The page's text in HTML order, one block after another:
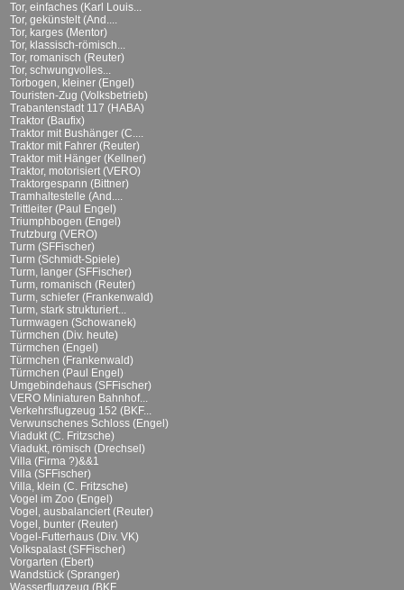
Tor, einfaches (Karl Louis...
Tor, gekünstelt (And....
Tor, karges (Mentor)
Tor, klassisch-römisch...
Tor, romanisch (Reuter)
Tor, schwungvolles...
Torbogen, kleiner (Engel)
Touristen-Zug (Volksbetrieb)
Trabantenstadt 117 (HABA)
Traktor (Baufix)
Traktor mit Bushänger (C....
Traktor mit Fahrer (Reuter)
Traktor mit Hänger (Kellner)
Traktor, motorisiert (VERO)
Traktorgespann (Bittner)
Tramhaltestelle (And....
Trittleiter (Paul Engel)
Triumphbogen (Engel)
Trutzburg (VERO)
Turm (SFFischer)
Turm (Schmidt-Spiele)
Turm, langer (SFFischer)
Turm, romanisch (Reuter)
Turm, schiefer (Frankenwald)
Turm, stark strukturiert...
Turmwagen (Schowanek)
Türmchen (Div. heute)
Türmchen (Engel)
Türmchen (Frankenwald)
Türmchen (Paul Engel)
Umgebindehaus (SFFischer)
VERO Miniaturen Bahnhof...
Verkehrsflugzeug 152 (BKF...
Verwunschenes Schloss (Engel)
Viadukt (C. Fritzsche)
Viadukt, römisch (Drechsel)
Villa (Firma ?)&&1
Villa (SFFischer)
Villa, klein (C. Fritzsche)
Vogel im Zoo (Engel)
Vogel, ausbalanciert (Reuter)
Vogel, bunter (Reuter)
Vogel-Futterhaus (Div. VK)
Volkspalast (SFFischer)
Vorgarten (Ebert)
Wandstück (Spranger)
Wasserflugzeug (BKF